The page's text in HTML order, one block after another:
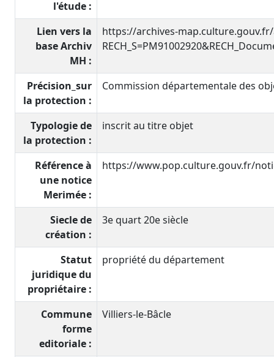
l'étude :
Lien vers la
base Archiv
MH :
https://archives-
Précision_sur
la protection :
Commission départementale des
Typologie de
la protection :
inscrit au titre objet
Référence à
une notice
Merimée :
https://www.pop.culture.gouv.fr/
Siecle de
création :
3e quart 20e siècle
Statut
juridique du
propriétaire :
propriété du département
Commune
forme
editoriale :
Villiers-le-Bâcle